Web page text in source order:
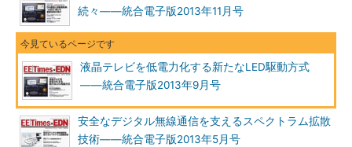
続々――統合電子版2013年11月号
液晶テレビを低電力化する新たなLED駆動方式
――統合電子版2013年9月号
安全なデジタル無線通信を支えるスペクトラム拡散
技術――統合電子版2013年5月号